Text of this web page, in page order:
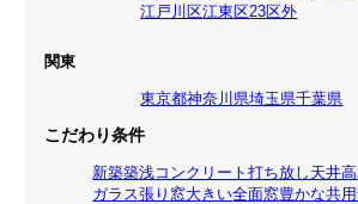
江戸川区江東区23区外
関東
東京都神奈川県埼玉県千葉県
こだわり条件
新築築浅コンクリート打ち放し 天井高
ガラス張り 窓大きい全面窓豊かな共